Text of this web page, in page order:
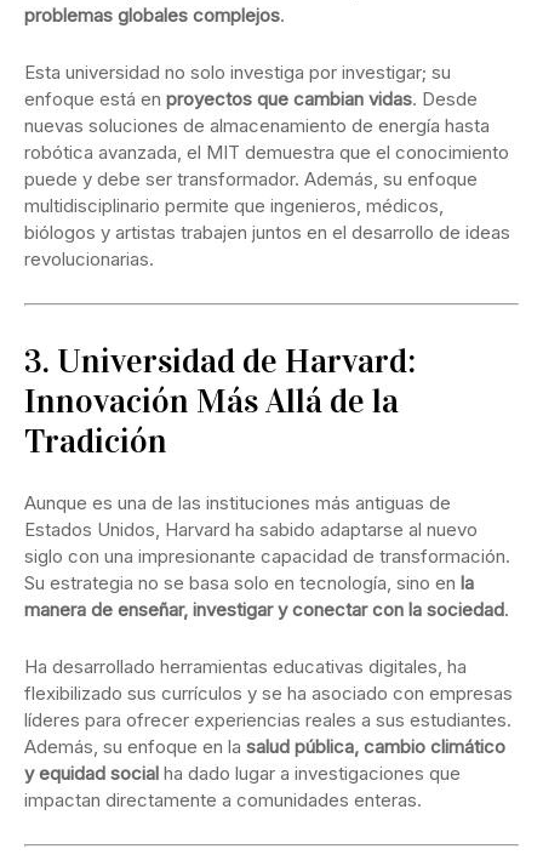
problemas globales complejos.
Esta universidad no solo investiga por investigar; su
enfoque está en proyectos que cambian vidas. Desde
nuevas soluciones de almacenamiento de energía hasta
robótica avanzada, el MIT demuestra que el conocimiento
puede y debe ser transformador. Además, su enfoque
multidisciplinario permite que ingenieros, médicos,
biólogos y artistas trabajen juntos en el desarrollo de ideas
revolucionarias.
3. Universidad de Harvard:
Innovación Más Allá de la
Tradición
Aunque es una de las instituciones más antiguas de
Estados Unidos, Harvard ha sabido adaptarse al nuevo
siglo con una impresionante capacidad de transformación.
Su estrategia no se basa solo en tecnología, sino en la
manera de enseñar, investigar y conectar con la sociedad.
Ha desarrollado herramientas educativas digitales, ha
flexibilizado sus currículos y se ha asociado con empresas
líderes para ofrecer experiencias reales a sus estudiantes.
Además, su enfoque en la salud pública, cambio climático
y equidad social ha dado lugar a investigaciones que
impactan directamente a comunidades enteras.